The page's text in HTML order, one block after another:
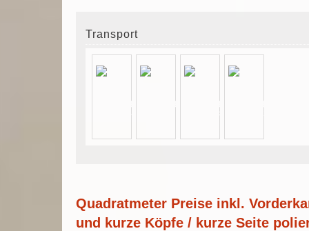
Transport
Quadratmeter Preise inkl.
und kurze Köpfe / kurze Seite